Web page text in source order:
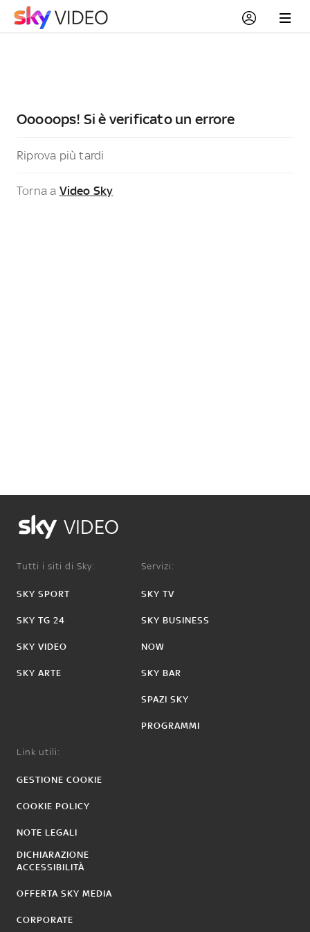
Ooooops! Si è verificato un errore
Riprova più tardi
Torna a Video Sky
VIDEO
Tutti i siti di Sky:
SKY SPORT
SKY TG 24
SKY VIDEO
SKY ARTE
Servizi:
SKY TV
SKY BUSINESS
NOW
SKY BAR
SPAZI SKY
PROGRAMMI
Link utili:
GESTIONE COOKIE
COOKIE POLICY
NOTE LEGALI
DICHIARAZIONE
ACCESSIBILITÀ
OFFERTA SKY MEDIA
CORPORATE